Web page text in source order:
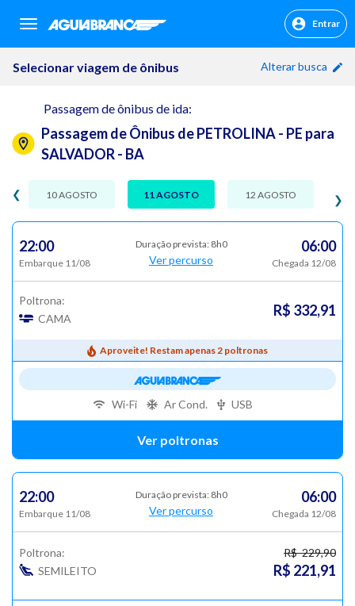
sr.header.toggle.navigation Entrar
Selecionar viagem de ônibus Alterar busca
Passagem de ônibus de ida:
Passagem de Ônibus de PETROLINA - PE para
SALVADOR - BA
❯
❮ 10 AGOSTO 11 AGOSTO 12 AGOSTO
22:00
Embarque 11/08
Duração prevista: 8h0
Ver percurso
06:00
Chegada 12/08
Poltrona:
CAMA
R$ 332,91
Aproveite! Restam apenas 2 poltronas
Ver poltronas
Wi-Fi Ar Cond. USB
22:00
Embarque 11/08
Duração prevista: 8h0
Ver percurso
06:00
Chegada 12/08
Poltrona:
SEMILEITO
R$ 229,90
R$ 221,91